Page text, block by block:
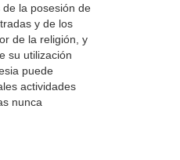
de la posesión de
y de los
de la religión, y
su utilización
puede
actividades
nunca